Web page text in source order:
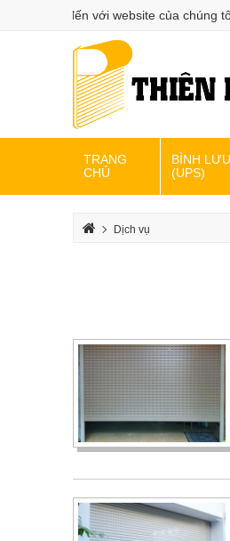
bạn đến với website của chúng tôi
TRANG
CHỦ
BÌNH
(UPS)
Dịch vụ